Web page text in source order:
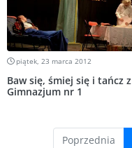
piątek, 23 marca 2012
Baw się, śmiej się i tańcz z
Gimnazjum nr 1
Poprzednia